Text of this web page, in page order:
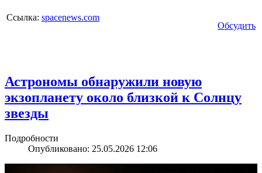
Ссылка: spacenews.com
Обсудить
Астрономы обнаружили новую
экзопланету около близкой к Солнцу
звезды
Подробности
Опубликовано: 25.05.2026 12:06